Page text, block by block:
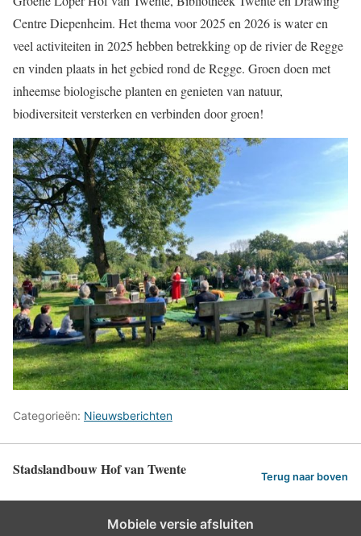
Centre Diepenheim. Het thema voor 2025 en 2026 is water en
veel activiteiten in 2025 hebben betrekking op de rivier de Regge
en vinden plaats in het gebied rond de Regge. Groen doen met
inheemse biologische planten en genieten van natuur,
biodiversiteit versterken en verbinden door groen!
Categorieën: Nieuwsberichten
Stadslandbouw Hof van Twente Terug naar boven
Mobiele versie afsluiten